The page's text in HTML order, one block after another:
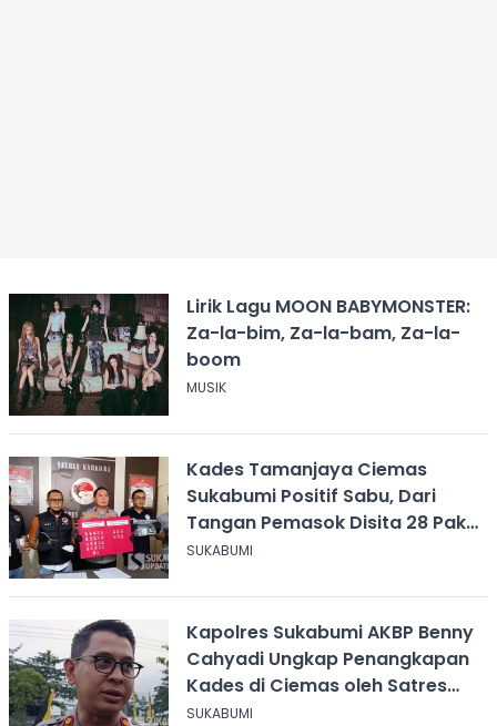
Lirik Lagu MOON BABYMONSTER:
Za-la-bim, Za-la-bam, Za-la-
boom
MUSIK
Kades Tamanjaya Ciemas
Sukabumi Positif Sabu, Dari
Tangan Pemasok Disita 28 Paket
Narkoba
SUKABUMI
Kapolres Sukabumi AKBP Benny
Cahyadi Ungkap Penangkapan
Kades di Ciemas oleh Satres
Narkoba
SUKABUMI